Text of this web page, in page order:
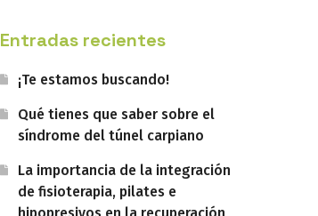
Entradas recientes
¡Te estamos buscando!
Qué tienes que saber sobre el
síndrome del túnel carpiano
La importancia de la integración
de fisioterapia, pilates e